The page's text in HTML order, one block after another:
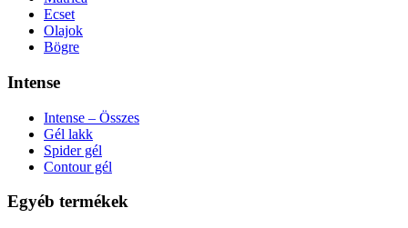
Ecset
Olajok
Bögre
Intense
Intense – Összes
Gél lakk
Spider gél
Contour gél
Egyéb termékek